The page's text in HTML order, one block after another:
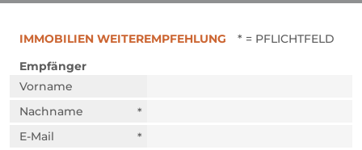
IMMOBILIEN WEITEREMPFEHLUNG
* = PFLICHTFELD
Empfänger
Vorname
Nachname
E-Mail